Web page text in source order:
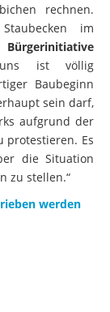
rechnen.
im
ist völlig
Baubeginn
sein darf,
aufgrund der
protestieren. Es
die Situation
zu stellen.“
werden